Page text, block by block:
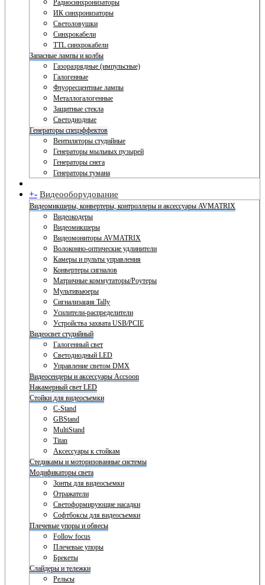
Радиосинхронизаторы
ИК синхронизаторы
Светоловушки
Синхрокабели
TTL синхрокабели
Запасные лампы и колбы
Газоразрядные (импульсные)
Галогенные
Флуоресцентные лампы
Металлогалогенные
Защитные стекла
Светодиодные
Генераторы спецэффектов
Вентиляторы студийные
Генераторы мыльных пузырей
Генераторы снега
Генераторы тумана
+- Видеооборудование
Видеомикшеры, конвертеры, контроллеры и аксессуары AVMATRIX
Видеокодеры
Видеомикшеры
Видеомониторы AVMATRIX
Волоконно-оптические удлинители
Камеры и пульты управления
Конвертеры сигналов
Матричные коммутаторы/Роутеры
Мультивьюеры
Сигнализация Tally
Усилители-распределители
Устройства захвата USB/PCIE
Видеосвет студийный
Галогенный свет
Светодиодный LED
Управление светом DMX
Видеосендеры и аксессуары Accsoon
Накамерный свет LED
Стойки для видеосъемки
C-Stand
GBStand
MultiStand
Titan
Аксессуары к стойкам
Стедикамы и моторизованные системы
Модификаторы света
Зонты для видеосъемки
Отражатели
Светоформирующие насадки
Софтбоксы для видеосъемки
Плечевые упоры и обвесы
Follow focus
Плечевые упоры
Брекеты
Слайдеры и тележки
Рельсы